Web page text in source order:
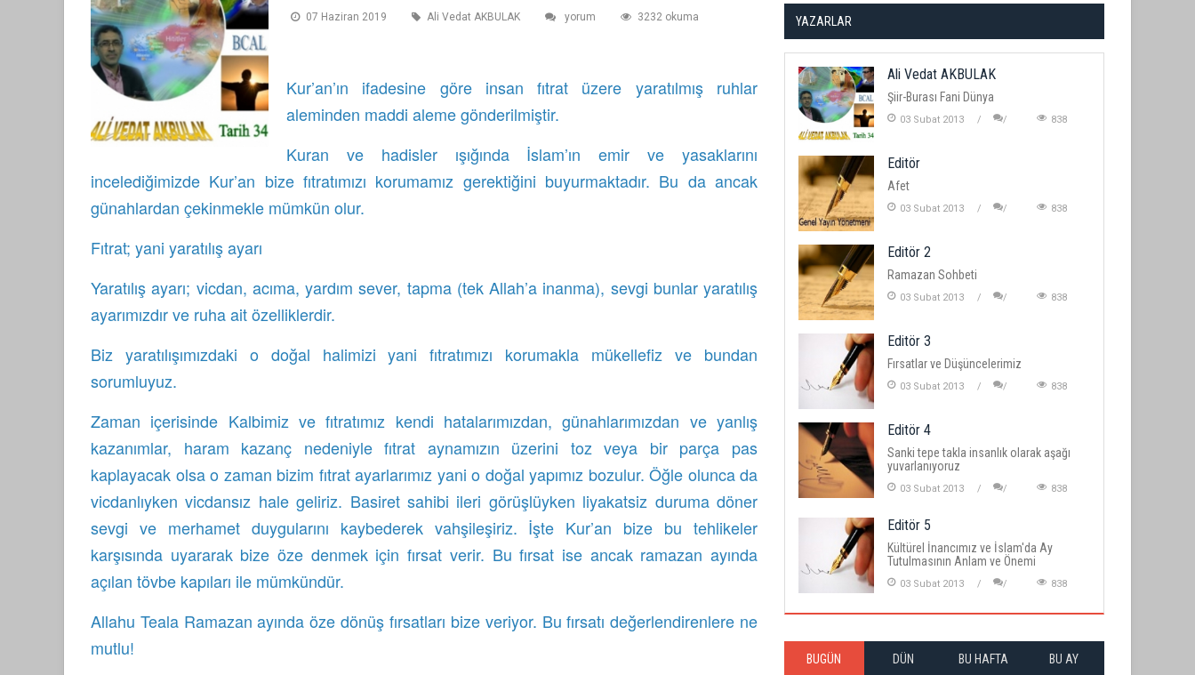
07 Haziran 2019 Ali Vedat AKBULAK yorum 3232 okuma
Kur’an’ın ifadesine göre insan fıtrat üzere yaratılmış ruhlar
aleminden maddi aleme gönderilmiştir.
Kuran ve hadisler ışığında İslam’ın emir ve yasaklarını
incelediğimizde Kur’an bize fıtratımızı korumamız gerektiğini buyurmaktadır. Bu da ancak
günahlardan çekinmekle mümkün olur.
Fıtrat; yani yaratılış ayarı
Yaratılış ayarı; vicdan, acıma, yardım sever, tapma (tek Allah’a inanma), sevgi bunlar yaratılış
ayarımızdır ve ruha ait özelliklerdir.
Biz yaratılışımızdaki o doğal halimizi yani fıtratımızı korumakla mükellefiz ve bundan
sorumluyuz.
Zaman içerisinde Kalbimiz ve fıtratımız kendi hatalarımızdan, günahlarımızdan ve yanlış
kazanımlar, haram kazanç nedeniyle fıtrat aynamızın üzerini toz veya bir parça pas
kaplayacak olsa o zaman bizim fıtrat ayarlarımız yani o doğal yapımız bozulur. Öğle olunca da
vicdanlıyken vicdansız hale geliriz. Basiret sahibi ileri görüşlüyken liyakatsiz duruma döner
sevgi ve merhamet duygularını kaybederek vahşileşiriz. İşte Kur’an bize bu tehlikeler
karşısında uyararak bize öze denmek için fırsat verir. Bu fırsat ise ancak ramazan ayında
açılan tövbe kapıları ile mümkündür.
Allahu Teala Ramazan ayında öze dönüş fırsatları bize veriyor. Bu fırsatı değerlendirenlere ne
mutlu!
YAZARLAR
Ali Vedat AKBULAK
Şiir-Burası Fani Dünya
03 Subat 2013 838
Editör
Afet
03 Subat 2013 838
Editör 2
Ramazan Sohbeti
03 Subat 2013 838
Editör 3
Fırsatlar ve Düşüncelerimiz
03 Subat 2013 838
Editör 4
Sanki tepe takla insanlık olarak aşağı
yuvarlanıyoruz
03 Subat 2013 838
Editör 5
Kültürel İnancımız ve İslam'da Ay
Tutulmasının Anlam ve Önemi
03 Subat 2013 838
BUGÜN DÜN BU HAFTA BU AY